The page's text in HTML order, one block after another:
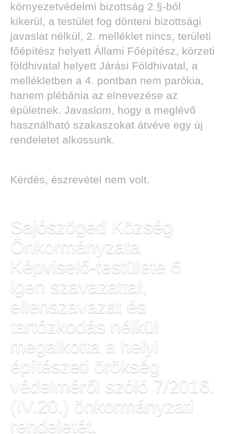
környezetvédelmi bizottság 2.§-ból
kikerül, a testület fog dönteni bizottsági
javaslat nélkül, 2. melléklet nincs, területi
főépítész helyett Állami Főépítész, körzeti
földhivatal helyett Járási Földhivatal, a
mellékletben a 4. pontban nem parókia,
hanem plébánia az elnevezése az
épületnek. Javaslom, hogy a meglévő
használható szakaszokat átvéve egy új
rendeletet alkossunk.
Kérdés, észrevétel nem volt.
Sajószöged Község
Önkormányzata
Képviselő-testülete 6
igen szavazattal,
ellenszavazat és
tartózkodás nélkül
megalkotta a helyi
építészeti örökség
védelméről szóló 7/2016.
(IV.20.) önkormányzati
rendeletét.